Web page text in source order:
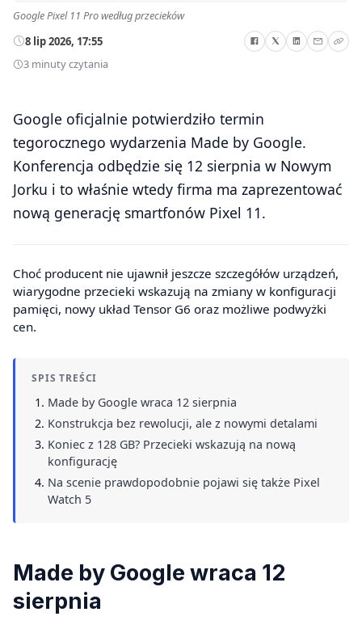
Google Pixel 11 Pro według przecieków
8 lip 2026, 17:55
3 minuty czytania
Google oficjalnie potwierdziło termin
tegorocznego wydarzenia Made by Google.
Konferencja odbędzie się 12 sierpnia w Nowym
Jorku i to właśnie wtedy firma ma zaprezentować
nową generację smartfonów Pixel 11.
Choć producent nie ujawnił jeszcze szczegółów urządzeń,
wiarygodne przecieki wskazują na zmiany w konfiguracji
pamięci, nowy układ Tensor G6 oraz możliwe podwyżki
cen.
SPIS TREŚCI
Made by Google wraca 12 sierpnia
Konstrukcja bez rewolucji, ale z nowymi detalami
Koniec z 128 GB? Przecieki wskazują na nową
konfigurację
Na scenie prawdopodobnie pojawi się także Pixel
Watch 5
Made by Google wraca 12
sierpnia